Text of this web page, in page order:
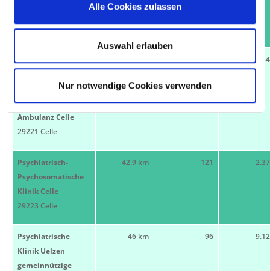
Alle Cookies zulassen
Auswahl erlauben
Nur notwendige Cookies verwenden
29223 Celle
AUF DER BULT,
Tagesklinik und
Ambulanz Celle
29221 Celle
Psychiatrisch-
Psychosomatische
Klinik Celle
29223 Celle
42.9 km 121
Psychiatrische
Klinik Uelzen
gemeinnützige
46 km 96